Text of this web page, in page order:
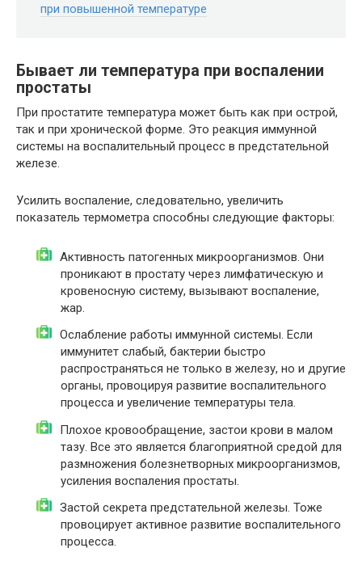
при повышенной температуре
Бывает ли температура при воспалении
простаты
При простатите температура может быть как при острой,
так и при хронической форме. Это реакция иммунной
системы на воспалительный процесс в предстательной
железе.
Усилить воспаление, следовательно, увеличить
показатель термометра способны следующие факторы:
Активность патогенных микроорганизмов. Они
проникают в простату через лимфатическую и
кровеносную систему, вызывают воспаление,
жар.
Ослабление работы иммунной системы. Если
иммунитет слабый, бактерии быстро
распространяться не только в железу, но и другие
органы, провоцируя развитие воспалительного
процесса и увеличение температуры тела.
Плохое кровообращение, застои крови в малом
тазу. Все это является благоприятной средой для
размножения болезнетворных микроорганизмов,
усиления воспаления простаты.
Застой секрета предстательной железы. Тоже
провоцирует активное развитие воспалительного
процесса.